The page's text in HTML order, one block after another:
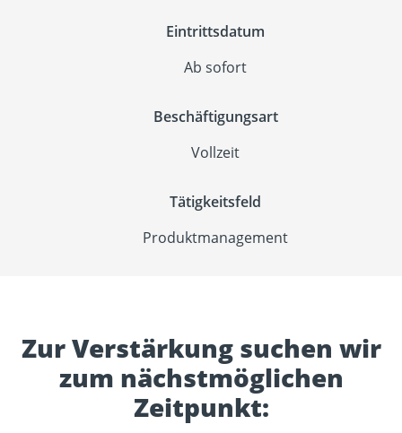
Eintrittsdatum
Ab sofort
Beschäftigungsart
Vollzeit
Tätigkeitsfeld
Produktmanagement
Zur Verstärkung suchen wir
zum nächstmöglichen
Zeitpunkt: